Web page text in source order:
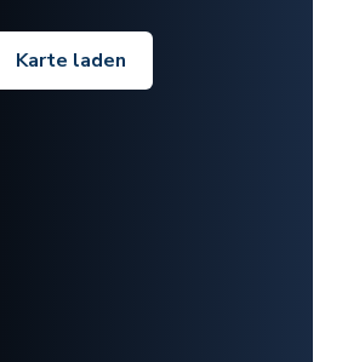
Karte laden